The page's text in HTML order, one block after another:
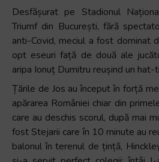
Desfășurat pe Stadionul
Triumf din București, fără
anti-Covid, meciul a fost dominat
opt eseuri față de două ale
aripa Ionuț Dumitru reușind un hat-
Țările de Jos au început în forță
apărarea României chiar din
care au deschis scorul, după mai
fost Stejarii care în 10 minute au
balonul în terenul de țință,